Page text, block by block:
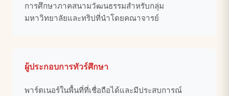
การศึกษาภาคสนามวัฒนธรรมสำหรับกลุ่ม
มหาวิทยาลัยและทริปที่นำโดยคณาจารย์
ผู้ประกอบการทัวร์ศึกษา
พาร์ตเนอร์ในพื้นที่ที่เชื่อถือได้และมีประสบการณ์